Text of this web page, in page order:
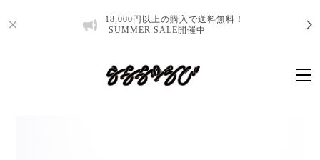
18,000円以上の購入で送料無料！
-SUMMER SALE開催中-